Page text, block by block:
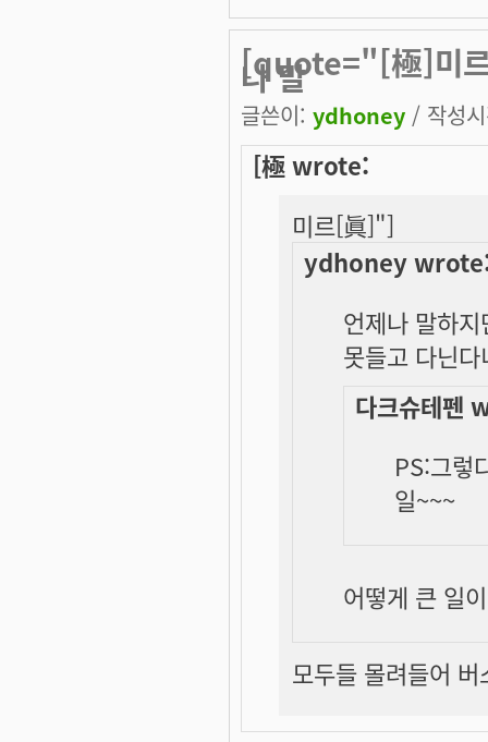
[quote="[極]미
나 말
글쓴이: ydhoney / 작성
[極 wrote:
미르[眞]"]
ydhoney
언제나 말하
못들고 다닌
다크슈테펜
PS:그렇
일~~~
어떻게 큰 일
모두들 몰려들어